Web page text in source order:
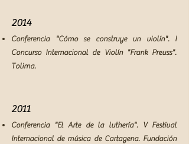
2014
Conferencia "Cómo se construye un violín". I
Concurso Internacional de Violín "Frank Preuss".
Tolima.
2011
Conferencia "El Arte de la luthería". V Festival
Internacional de música de Cartagena. Fundación